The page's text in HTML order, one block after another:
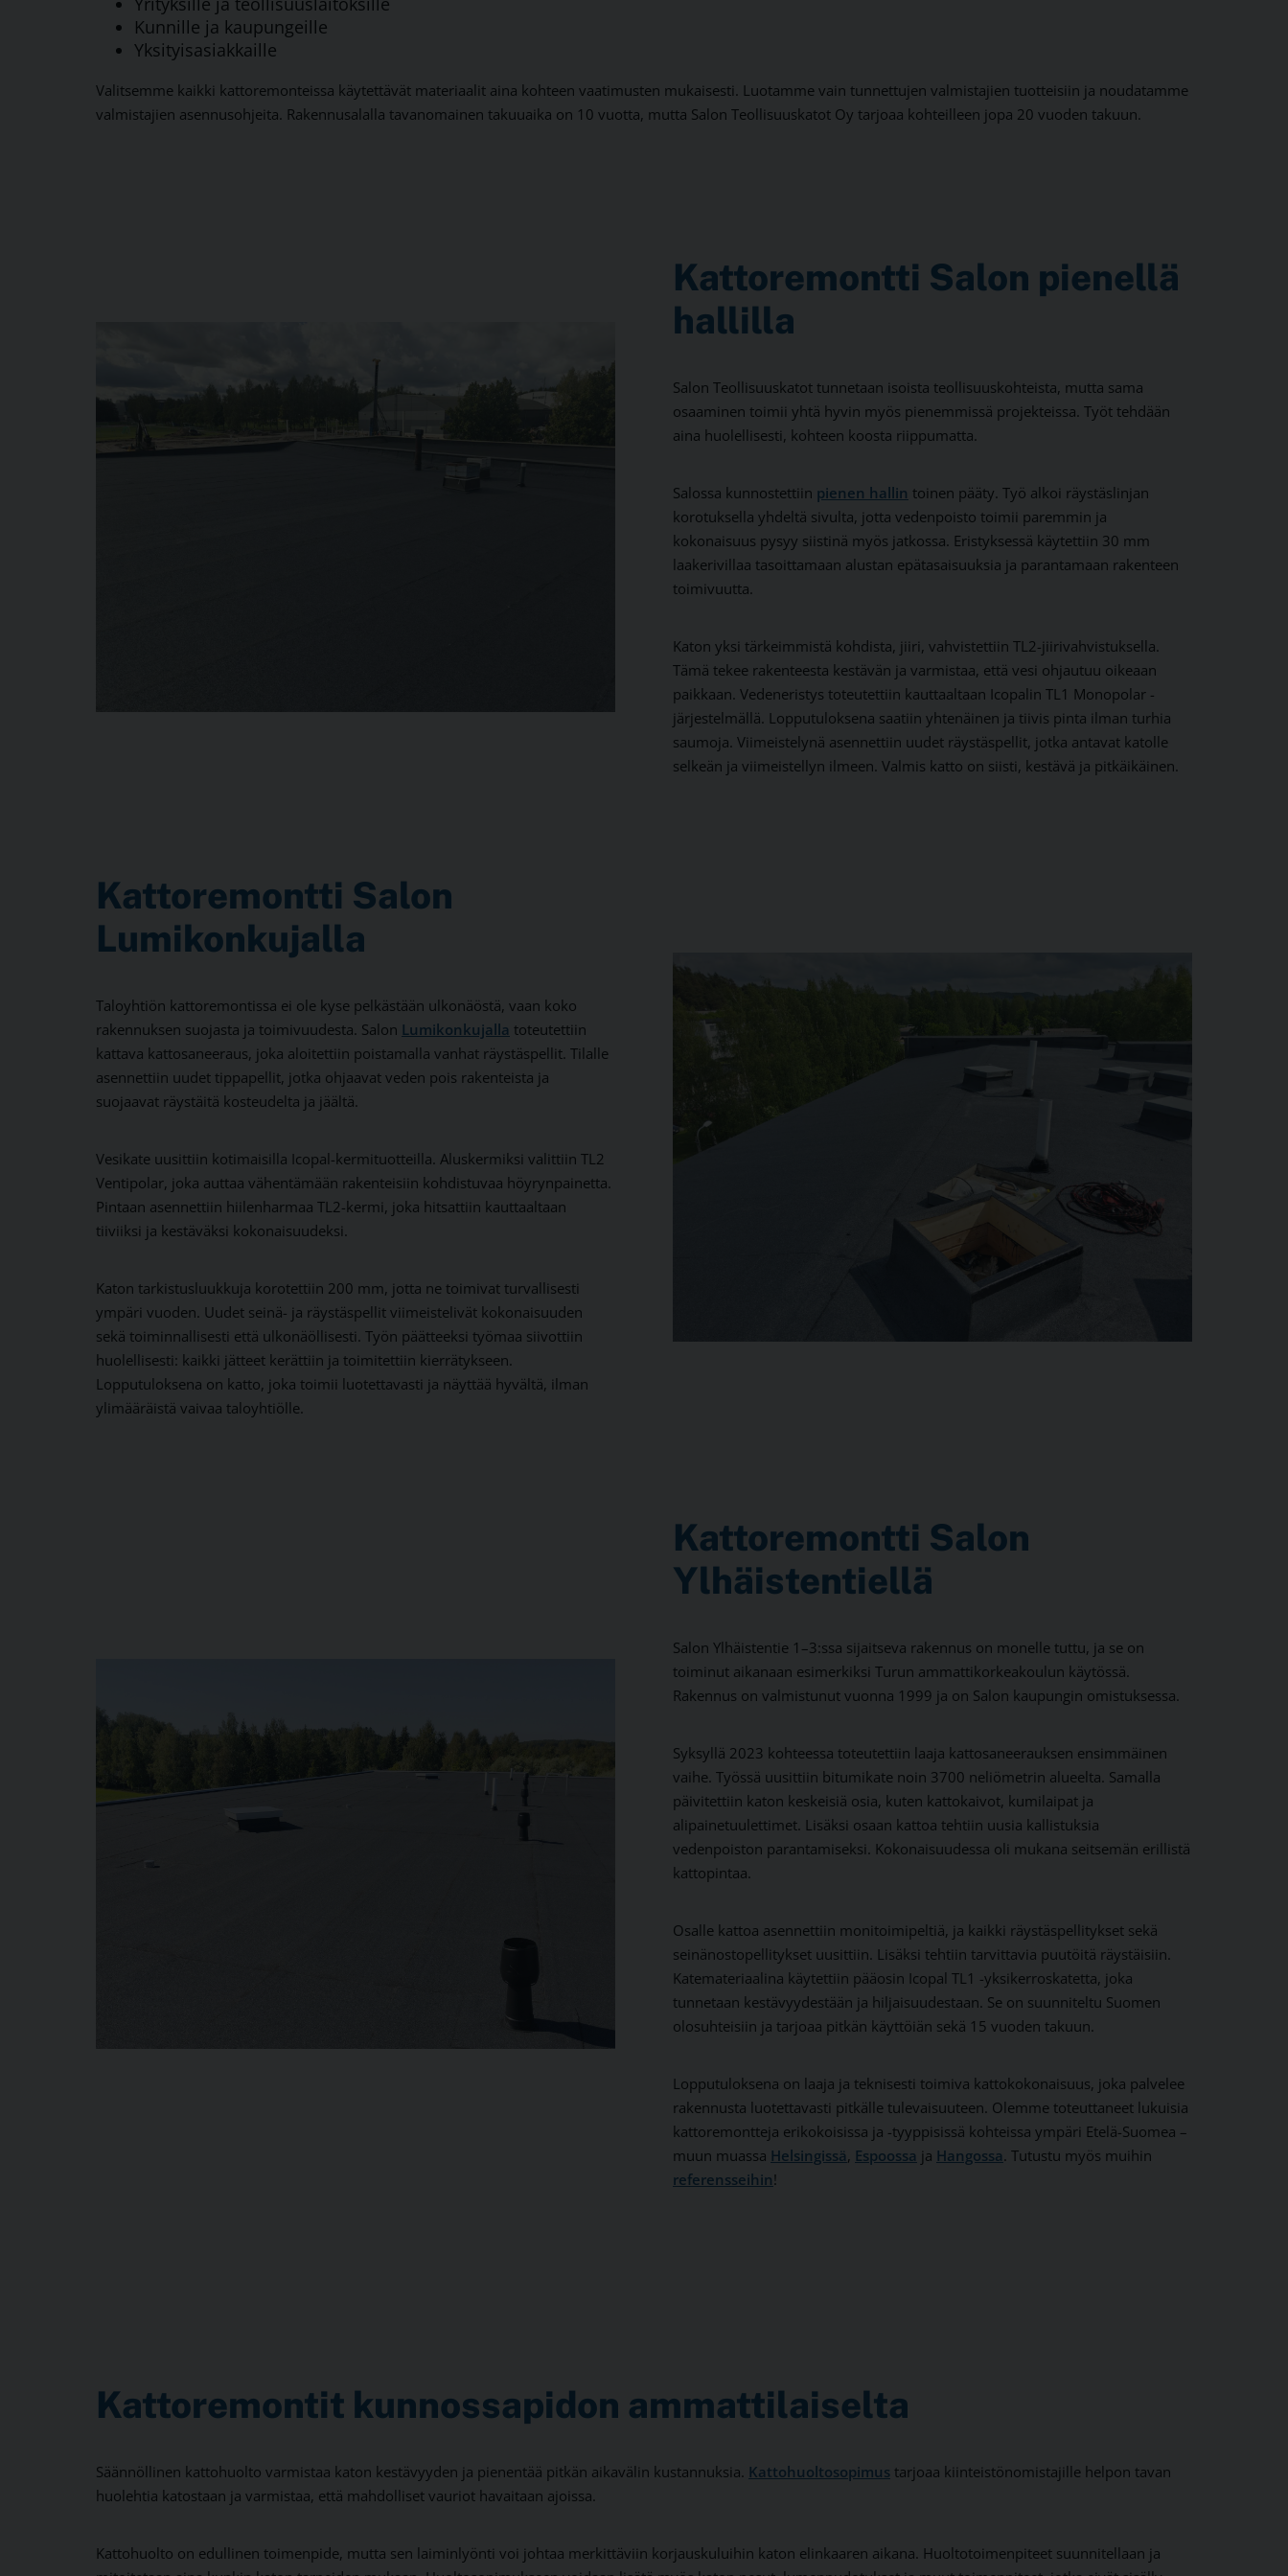
Kunnille ja kaupungeille
Yksityisasiakkaille
Valitsemme kaikki kattoremonteissa käytettävät materiaalit aina kohteen vaatimusten mukaisesti. Luotamme vain tunnettujen valmistajien tuotteisiin ja noudatamme
valmistajien asennusohjeita. Rakennusalalla tavanomainen takuuaika on 10 vuotta, mutta Salon Teollisuuskatot Oy tarjoaa kohteilleen jopa 20 vuoden takuun.
Kattoremontti Salon pienellä
hallilla
Salon Teollisuuskatot tunnetaan isoista teollisuuskohteista, mutta sama
osaaminen toimii yhtä hyvin myös pienemmissä projekteissa. Työt tehdään
aina huolellisesti, kohteen koosta riippumatta.
Salossa kunnostettiin pienen hallin toinen pääty. Työ alkoi räystäslinjan
korotuksella yhdeltä sivulta, jotta vedenpoisto toimii paremmin ja
kokonaisuus pysyy siistinä myös jatkossa. Eristyksessä käytettiin 30 mm
laakerivillaa tasoittamaan alustan epätasaisuuksia ja parantamaan rakenteen
toimivuutta.
Katon yksi tärkeimmistä kohdista, jiiri, vahvistettiin TL2-jiirivahvistuksella.
Tämä tekee rakenteesta kestävän ja varmistaa, että vesi ohjautuu oikeaan
paikkaan. Vedeneristys toteutettiin kauttaaltaan Icopalin TL1 Monopolar -
järjestelmällä. Lopputuloksena saatiin yhtenäinen ja tiivis pinta ilman turhia
saumoja. Viimeistelynä asennettiin uudet räystäspellit, jotka antavat katolle
selkeän ja viimeistellyn ilmeen. Valmis katto on siisti, kestävä ja pitkäikäinen.
Kattoremontti Salon
Lumikonkujalla
Taloyhtiön kattoremontissa ei ole kyse pelkästään ulkonäöstä, vaan koko
rakennuksen suojasta ja toimivuudesta. Salon Lumikonkujalla toteutettiin
kattava kattosaneeraus, joka aloitettiin poistamalla vanhat räystäspellit. Tilalle
asennettiin uudet tippapellit, jotka ohjaavat veden pois rakenteista ja
suojaavat räystäitä kosteudelta ja jäältä.
Vesikate uusittiin kotimaisilla Icopal-kermituotteilla. Aluskermiksi valittiin TL2
Ventipolar, joka auttaa vähentämään rakenteisiin kohdistuvaa höyrynpainetta.
Pintaan asennettiin hiilenharmaa TL2-kermi, joka hitsattiin kauttaaltaan
tiiviiksi ja kestäväksi kokonaisuudeksi.
Katon tarkistusluukkuja korotettiin 200 mm, jotta ne toimivat turvallisesti
ympäri vuoden. Uudet seinä- ja räystäspellit viimeistelivät kokonaisuuden
sekä toiminnallisesti että ulkonäöllisesti. Työn päätteeksi työmaa siivottiin
huolellisesti: kaikki jätteet kerättiin ja toimitettiin kierrätykseen.
Lopputuloksena on katto, joka toimii luotettavasti ja näyttää hyvältä, ilman
ylimääräistä vaivaa taloyhtiölle.
Kattoremontti Salon
Ylhäistentiellä
Salon Ylhäistentie 1–3:ssa sijaitseva rakennus on monelle tuttu, ja se on
toiminut aikanaan esimerkiksi Turun ammattikorkeakoulun käytössä.
Rakennus on valmistunut vuonna 1999 ja on Salon kaupungin omistuksessa.
Syksyllä 2023 kohteessa toteutettiin laaja kattosaneerauksen ensimmäinen
vaihe. Työssä uusittiin bitumikate noin 3700 neliömetrin alueelta. Samalla
päivitettiin katon keskeisiä osia, kuten kattokaivot, kumilaipat ja
alipainetuulettimet. Lisäksi osaan kattoa tehtiin uusia kallistuksia
vedenpoiston parantamiseksi. Kokonaisuudessa oli mukana seitsemän erillistä
kattopintaa.
Osalle kattoa asennettiin monitoimipeltiä, ja kaikki räystäspellitykset sekä
seinänostopellitykset uusittiin. Lisäksi tehtiin tarvittavia puutöitä räystäisiin.
Katemateriaalina käytettiin pääosin Icopal TL1 -yksikerroskatetta, joka
tunnetaan kestävyydestään ja hiljaisuudestaan. Se on suunniteltu Suomen
olosuhteisiin ja tarjoaa pitkän käyttöiän sekä 15 vuoden takuun.
Lopputuloksena on laaja ja teknisesti toimiva kattokokonaisuus, joka palvelee
rakennusta luotettavasti pitkälle tulevaisuuteen. Olemme toteuttaneet lukuisia
kattoremontteja erikokoisissa ja -tyyppisissä kohteissa ympäri Etelä-Suomea –
muun muassa Helsingissä, Espoossa ja Hangossa. Tutustu myös muihin
referensseihin!
Kattoremontit kunnossapidon ammattilaiselta
Säännöllinen kattohuolto varmistaa katon kestävyyden ja pienentää pitkän aikavälin kustannuksia. Kattohuoltosopimus tarjoaa kiinteistönomistajille helpon tavan
huolehtia katostaan ja varmistaa, että mahdolliset vauriot havaitaan ajoissa.
Kattohuolto on edullinen toimenpide, mutta sen laiminlyönti voi johtaa merkittäviin korjauskuluihin katon elinkaaren aikana. Huoltotoimenpiteet suunnitellaan ja